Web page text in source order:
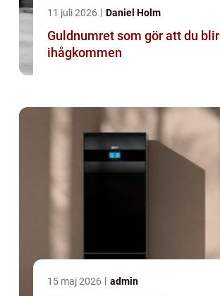
11 juli 2026 Daniel Holm
Guldnumret som gör att du blir
ihågkommen
15 maj 2026 admin